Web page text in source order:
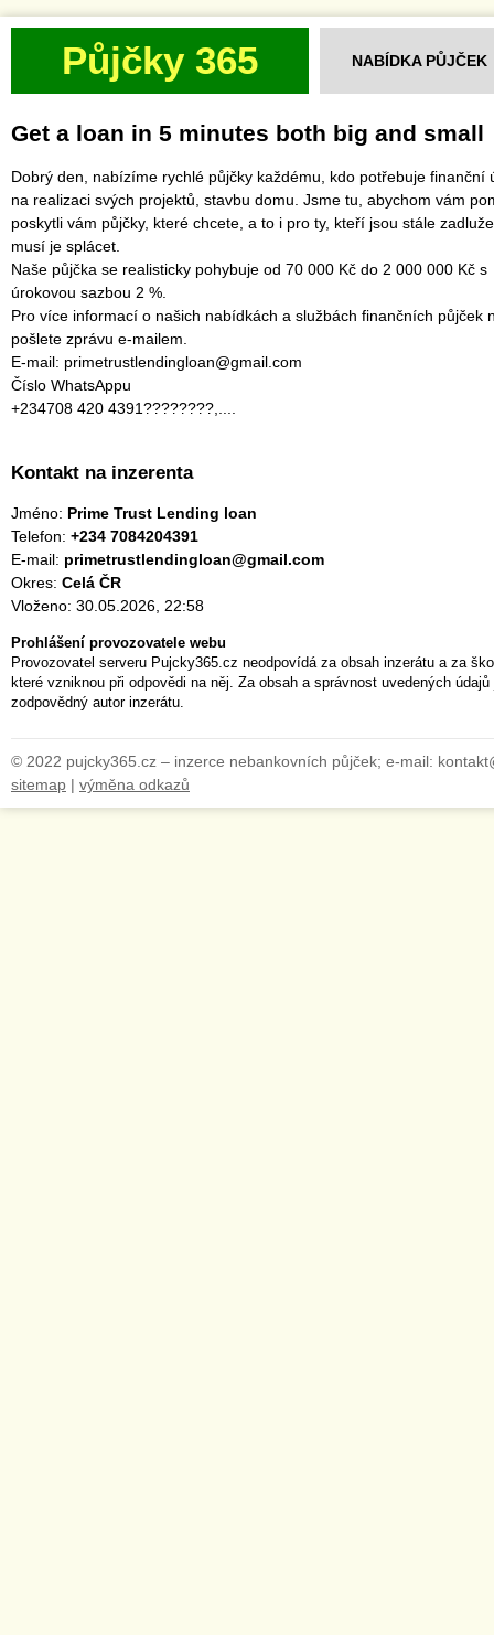
Půjčky 365 NABÍDKA PŮJČEK
Get a loan in 5 minutes both big and small
Dobrý den, nabízíme rychlé půjčky každému, kdo potřebuje finanční
na realizaci svých projektů, stavbu domu. Jsme tu, abychom vám
poskytli vám půjčky, které chcete, a to i pro ty, kteří jsou stále
musí je splácet.
‎Naše půjčka se realisticky pohybuje od 70 000 Kč do 2 000 000 Kč s
úrokovou sazbou 2 %.
‎Pro více informací o našich nabídkách a službách finančních půjček
pošlete zprávu e-mailem.
‎E-mail: primetrustlendingloan@gmail.com
‎Číslo WhatsAppu
‎+234708 420 4391????????,....
Kontakt na inzerenta
Jméno: Prime Trust Lending loan
Telefon: +234 7084204391
E-mail: primetrustlendingloan@gmail.com
Okres: Celá ČR
Vloženo: 30.05.2026, 22:58
Prohlášení provozovatele webu
Provozovatel serveru Pujcky365.cz neodpovídá za obsah inzerátu a za
které vzniknou při odpovědi na něj. Za obsah a správnost uvedených
zodpovědný autor inzerátu.
© 2022 pujcky365.cz – inzerce nebankovních půjček; e-mail:
sitemap | výměna odkazů